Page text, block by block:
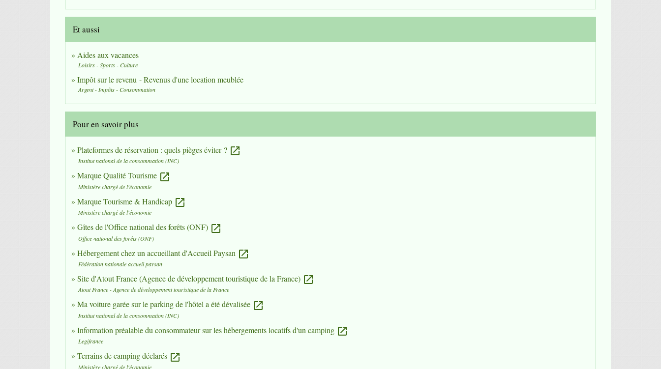
Et aussi
Aides aux vacances
Loisirs - Sports - Culture
Impôt sur le revenu - Revenus d'une location meublée
Argent - Impôts - Consommation
Pour en savoir plus
Plateformes de réservation : quels pièges éviter ? open_in_new
Institut national de la consommation (INC)
Marque Qualité Tourisme open_in_new
Ministère chargé de l'économie
Marque Tourisme & Handicap open_in_new
Ministère chargé de l'économie
Gîtes de l'Office national des forêts (ONF) open_in_new
Office national des forêts (ONF)
Hébergement chez un accueillant d'Accueil Paysan open_in_new
Fédération nationale accueil paysan
Site d'Atout France (Agence de développement touristique de la France) open_in_new
Atout France - Agence de développement touristique de la France
Ma voiture garée sur le parking de l'hôtel a été dévalisée open_in_new
Institut national de la consommation (INC)
Information préalable du consommateur sur les hébergements locatifs d'un camping open_in_new
Legifrance
Terrains de camping déclarés open_in_new
Ministère chargé de l'économie